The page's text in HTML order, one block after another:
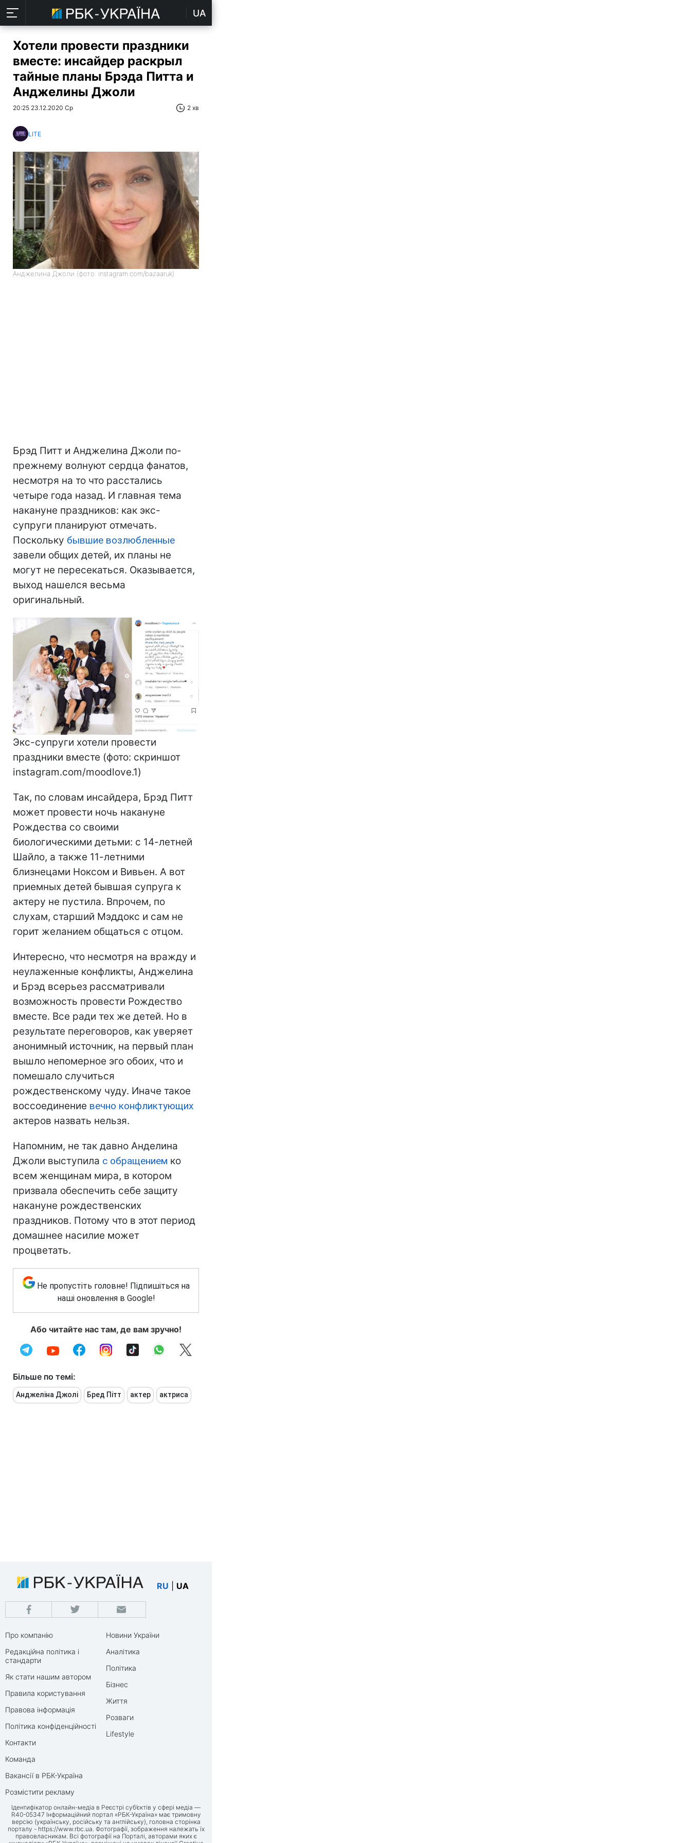
UA
Хотели провести праздники
вместе: инсайдер раскрыл
тайные планы Брэда Питта и
Анджелины Джоли
20:25 23.12.2020 Ср 2 хв
LITE
Анджелина Джоли (фото: instagram.com/bazaaruk)
Брэд Питт и Анджелина Джоли по-
прежнему волнуют сердца фанатов,
несмотря на то что расстались
четыре года назад. И главная тема
накануне праздников: как экс-
супруги планируют отмечать.
Поскольку бывшие возлюбленные
завели общих детей, их планы не
могут не пересекаться. Оказывается,
выход нашелся весьма
оригинальный.
Экс-супруги хотели провести
праздники вместе (фото: скриншот
instagram.com/moodlove.1)
Так, по словам инсайдера, Брэд Питт
может провести ночь накануне
Рождества со своими
биологическими детьми: с 14-летней
Шайло, а также 11-летними
близнецами Ноксом и Вивьен. А вот
приемных детей бывшая супруга к
актеру не пустила. Впрочем, по
слухам, старший Мэддокс и сам не
горит желанием общаться с отцом.
Интересно, что несмотря на вражду и
неулаженные конфликты, Анджелина
и Брэд всерьез рассматривали
возможность провести Рождество
вместе. Все ради тех же детей. Но в
результате переговоров, как уверяет
анонимный источник, на первый план
вышло непомерное эго обоих, что и
помешало случиться
рождественскому чуду. Иначе такое
воссоединение вечно конфликтующих
актеров назвать нельзя.
Напомним, не так давно Анделина
Джоли выступила с обращением ко
всем женщинам мира, в котором
призвала обеспечить себе защиту
накануне рождественских
праздников. Потому что в этот период
домашнее насилие может
процветать.
Не пропустіть головне! Підпишіться на
наші оновлення в Google!
Або читайте нас там, де вам зручно!
Більше по темі:
Анджеліна Джолі Бред Пітт актер актриса
RU UA
Про компанію
Редакційна політика і
стандарти
Як стати нашим автором
Правила користування
Правова інформація
Політика конфіденційності
Контакти
Команда
Вакансії в РБК-Україна
Розмістити рекламу
Новини України
Аналітика
Політика
Бізнес
Життя
Розваги
Lifestyle
Ідентифікатор онлайн-медіа в Реєстрі суб’єктів у сфері медіа —
R40-05347 Інформаційний портал «РБК-Україна» має тримовну
версію (українську, російську та англійську), головна сторінка
порталу - https://www.rbc.ua. Фотографії, зображення належать їх
правовласникам. Всі фотографії на Порталі, авторами яких є